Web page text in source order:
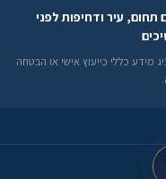
תחום, עיר ודחיפות לפני
מידע כללי כייעוץ אישי או הבטחה